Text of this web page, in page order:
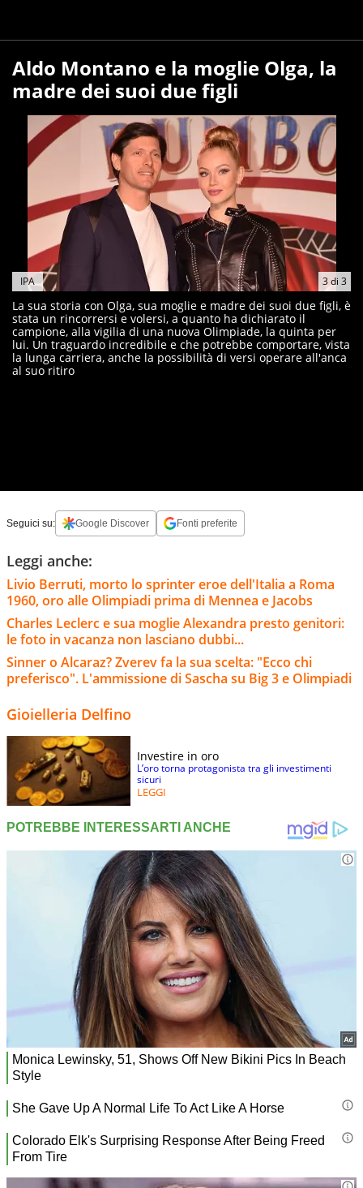
Aldo Montano e la moglie Olga, la
madre dei suoi due figli
3di 3
IPA
La sua storia con Olga, sua moglie e madre dei suoi due figli, è
stata un rincorrersi e volersi, a quanto ha dichiarato il
campione, alla vigilia di una nuova Olimpiade, la quinta per
lui. Un traguardo incredibile e che potrebbe comportare, vista
la lunga carriera, anche la possibilità di versi operare all'anca
al suo ritiro
Seguici su: Google Discover Fonti preferite
Leggi anche:
Livio Berruti, morto lo sprinter eroe dell'Italia a Roma
1960, oro alle Olimpiadi prima di Mennea e Jacobs
Charles Leclerc e sua moglie Alexandra presto genitori:
le foto in vacanza non lasciano dubbi...
Sinner o Alcaraz? Zverev fa la sua scelta: "Ecco chi
preferisco". L'ammissione di Sascha su Big 3 e Olimpiadi
Gioielleria Delfino
Investire in oro
L’oro torna protagonista tra gli investimenti
sicuri
LEGGI